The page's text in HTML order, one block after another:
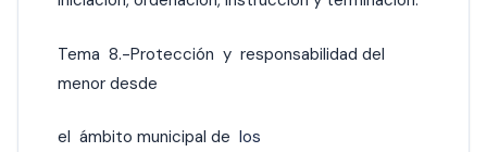
Tema 8.-Protección y responsabilidad del
menor desde
el ámbito municipal de los